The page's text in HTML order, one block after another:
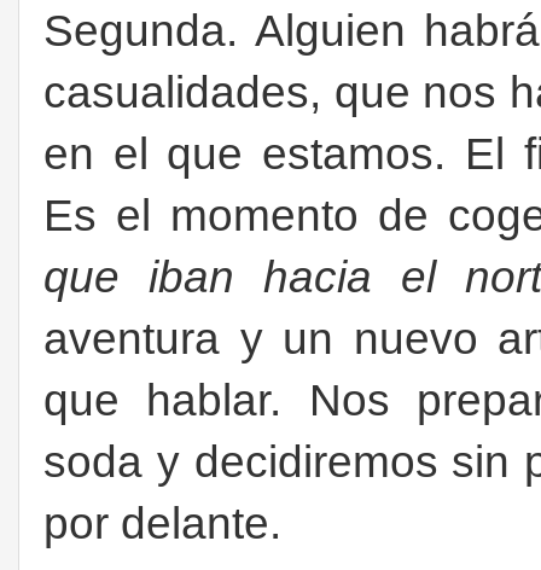
Segunda. Alguien
casualidades, que nos
en el que estamos. El
Es el momento de
que iban hacia el
aventura y un nuevo
que hablar. Nos
soda y decidiremos sin
por delante.